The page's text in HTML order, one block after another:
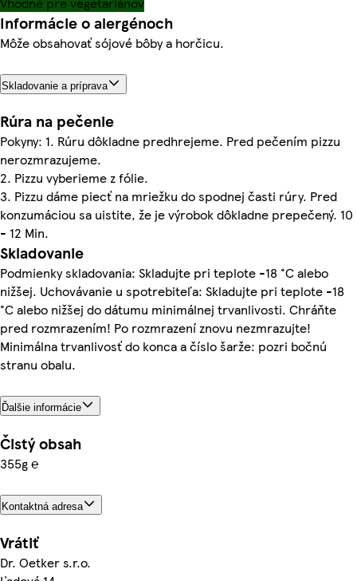
Informácie o alergénoch
Môže obsahovať sójové bôby a horčicu.
Skladovanie a príprava
Rúra na pečenie
Pokyny: 1. Rúru dôkladne predhrejeme. Pred pečením pizzu
nerozmrazujeme.
2. Pizzu vyberieme z fólie.
3. Pizzu dáme piecť na mriežku do spodnej časti rúry. Pred
konzumáciou sa uistite, že je výrobok dôkladne prepečený. 10
- 12 Min.
Skladovanie
Podmienky skladovania: Skladujte pri teplote -18 °C alebo
nižšej. Uchovávanie u spotrebiteľa: Skladujte pri teplote -18
°C alebo nižšej do dátumu minimálnej trvanlivosti. Chráňte
pred rozmrazením! Po rozmrazení znovu nezmrazujte!
Minimálna trvanlivosť do konca a číslo šarže: pozri bočnú
stranu obalu.
Ďalšie informácie
Čistý obsah
355g ℮
Kontaktná adresa
Vrátiť
Dr. Oetker s.r.o.